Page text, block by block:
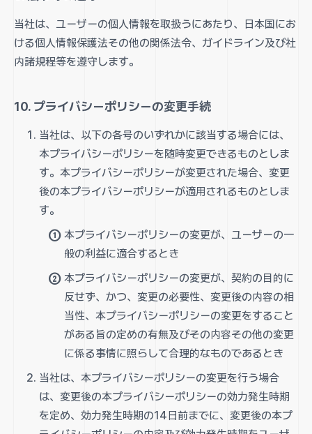
当社は、ユーザーの個人情報を取扱うにあたり、日本国にお
ける個人情報保護法その他の関係法令、ガイドライン及び社
内諸規程等を遵守します。
10. プライバシーポリシーの変更手続
当社は、以下の各号のいずれかに該当する場合には、
本プライバシーポリシーを随時変更できるものとしま
す。本プライバシーポリシーが変更された場合、変更
後の本プライバシーポリシーが適用されるものとしま
す。
本プライバシーポリシーの変更が、ユーザーの一
般の利益に適合するとき
本プライバシーポリシーの変更が、契約の目的に
反せず、かつ、変更の必要性、変更後の内容の相
当性、本プライバシーポリシーの変更をすること
がある旨の定めの有無及びその内容その他の変更
に係る事情に照らして合理的なものであるとき
当社は、本プライバシーポリシーの変更を行う場合
は、変更後の本プライバシーポリシーの効力発生時期
を定め、効力発生時期の14日前までに、変更後の本プ